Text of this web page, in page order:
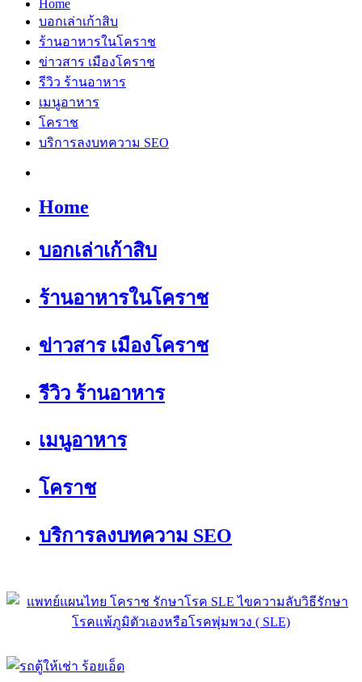
Home
บอกเล่าเก้าสิบ
ร้านอาหารในโคราช
ข่าวสาร เมืองโคราช
รีวิว ร้านอาหาร
เมนูอาหาร
โคราช
บริการลงบทความ SEO
Home
บอกเล่าเก้าสิบ
ร้านอาหารในโคราช
ข่าวสาร เมืองโคราช
รีวิว ร้านอาหาร
เมนูอาหาร
โคราช
บริการลงบทความ SEO